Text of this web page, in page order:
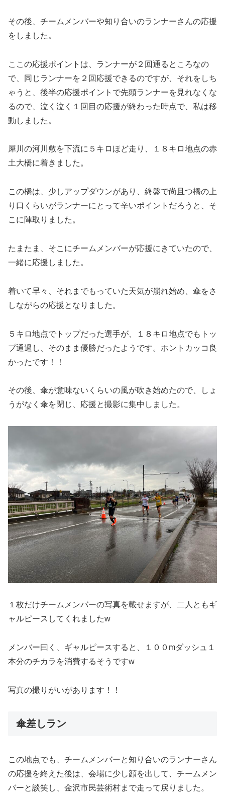
その後、チームメンバーや知り合いのランナーさんの応援
をしました。
ここの応援ポイントは、ランナーが２回通るところなの
で、同じランナーを２回応援できるのですが、それをしち
ゃうと、後半の応援ポイントで先頭ランナーを見れなくな
るので、泣く泣く１回目の応援が終わった時点で、私は移
動しました。
犀川の河川敷を下流に５キロほど走り、１８キロ地点の赤
土大橋に着きました。
この橋は、少しアップダウンがあり、終盤で尚且つ橋の上
り口くらいがランナーにとって辛いポイントだろうと、そ
こに陣取りました。
たまたま、そこにチームメンバーが応援にきていたので、
一緒に応援しました。
着いて早々、それまでもっていた天気が崩れ始め、傘をさ
しながらの応援となりました。
５キロ地点でトップだった選手が、１８キロ地点でもトッ
プ通過し、そのまま優勝だったようです。ホントカッコ良
かったです！！
その後、傘が意味ないくらいの風が吹き始めたので、しょ
うがなく傘を閉じ、応援と撮影に集中しました。
１枚だけチームメンバーの写真を載せますが、二人ともギ
ャルピースしてくれましたw
メンバー曰く、ギャルピースすると、１００mダッシュ１
本分のチカラを消費するそうですw
写真の撮りがいがあります！！
傘差しラン
この地点でも、チームメンバーと知り合いのランナーさん
の応援を終えた後は、会場に少し顔を出して、チームメン
バーと談笑し、金沢市民芸術村まで走って戻りました。